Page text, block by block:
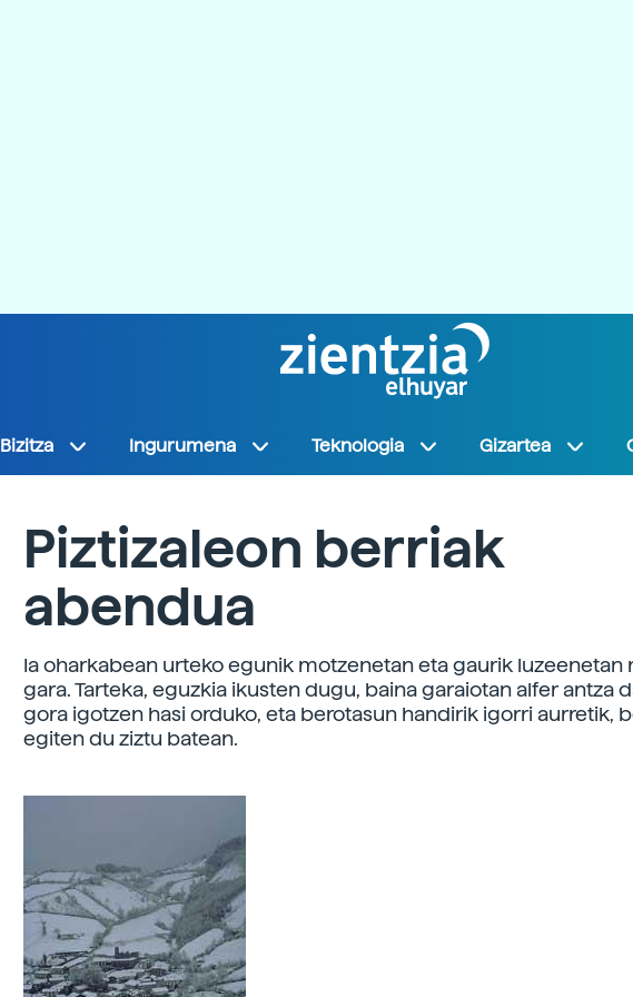
Bizitza Ingurumena Teknologia Gizartea
Piztizaleon berriak
abendua
Ia oharkabean urteko egunik motzenetan eta gaurik luzeenetan
gara. Tarteka, eguzkia ikusten dugu, baina garaiotan alfer antza
gora igotzen hasi orduko, eta berotasun handirik igorri aurretik,
egiten du ziztu batean.